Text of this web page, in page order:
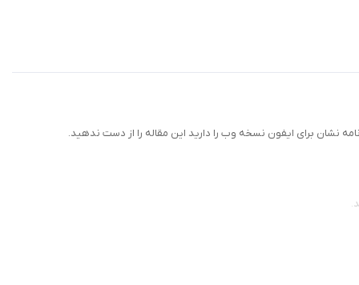
نشان برای ایفون نسخه وب را دارید این مقاله را از دست ندهید.